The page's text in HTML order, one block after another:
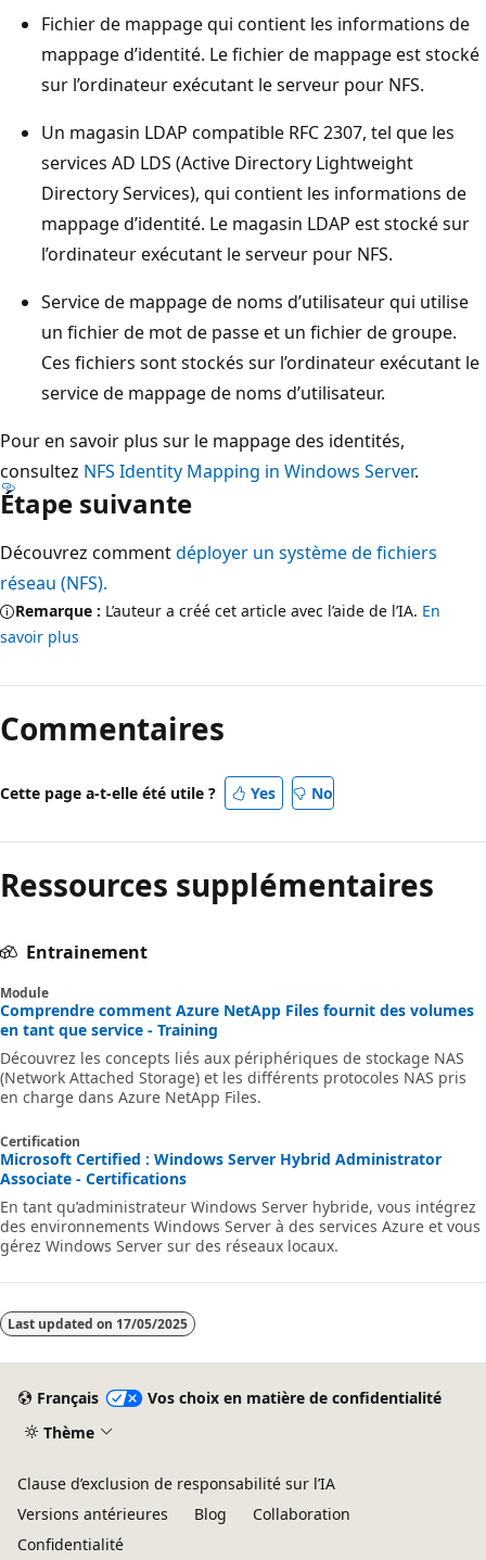
Fichier de mappage qui contient les informations de
mappage d’identité. Le fichier de mappage est stocké
sur l’ordinateur exécutant le serveur pour NFS.
Un magasin LDAP compatible RFC 2307, tel que les
services AD LDS (Active Directory Lightweight
Directory Services), qui contient les informations de
mappage d’identité. Le magasin LDAP est stocké sur
l’ordinateur exécutant le serveur pour NFS.
Service de mappage de noms d’utilisateur qui utilise
un fichier de mot de passe et un fichier de groupe.
Ces fichiers sont stockés sur l’ordinateur exécutant le
service de mappage de noms d’utilisateur.
Pour en savoir plus sur le mappage des identités,
consultez NFS Identity Mapping in Windows Server.
Étape suivante
Découvrez commentdéployer un système de fichiers
réseau (NFS).
Remarque : L’auteur a créé cet article avec l’aide de l’IA. En
savoir plus
Commentaires
Cette page a-t-elle été utile ? Yes No
Ressources supplémentaires
Entrainement
Module
Comprendre comment Azure NetApp Files fournit des volumes
en tant que service - Training
Découvrez les concepts liés aux périphériques de stockage NAS
(Network Attached Storage) et les différents protocoles NAS pris
en charge dans Azure NetApp Files.
Certification
Microsoft Certified : Windows Server Hybrid Administrator
Associate - Certifications
En tant qu’administrateur Windows Server hybride, vous intégrez
des environnements Windows Server à des services Azure et vous
gérez Windows Server sur des réseaux locaux.
Last updated on 17/05/2025
Français
Vos choix en matière de confidentialité
Thème
Clause d’exclusion de responsabilité sur l’IA
Versions antérieures
Blog
Collaboration
Confidentialité